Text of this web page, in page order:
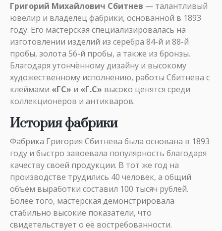
Григорий Михайлович Сбитнев — талантливый
ювелир и владелец фабрики, основанной в 1893
году. Его мастерская специализировалась на
изготовлении изделий из серебра 84-й и 88-й
пробы, золота 56-й пробы, а также из бронзы.
Благодаря утончённому дизайну и высокому
художественному исполнению, работы Сбитнева с
клеймами «ГС» и «Г.С» высоко ценятся среди
коллекционеров и антикваров.
История фабрики
Фабрика Григория Сбитнева была основана в 1893
году и быстро завоевала популярность благодаря
качеству своей продукции. В тот же год на
производстве трудились 40 человек, а общий
объём выработки составил 100 тысяч рублей.
Более того, мастерская демонстрировала
стабильно высокие показатели, что
свидетельствует о её востребованности.